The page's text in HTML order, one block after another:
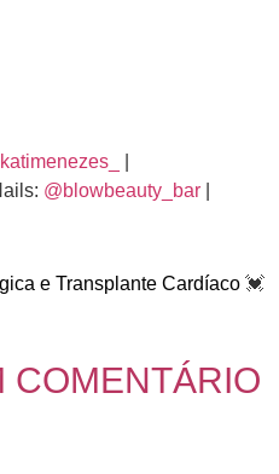
@blowbeauty_bar
e Transplante Cardíaco 💓
COMENTÁRIO